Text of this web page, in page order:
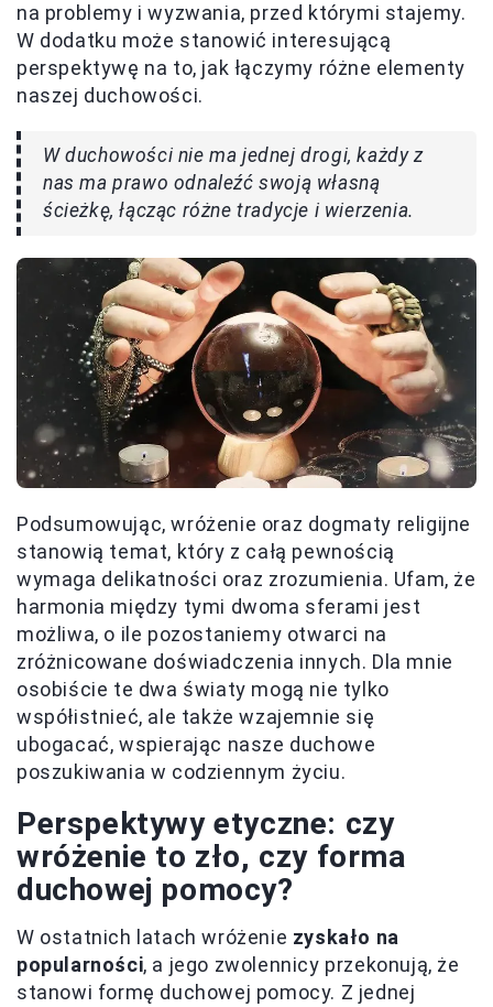
na problemy i wyzwania, przed którymi stajemy.
W dodatku może stanowić interesującą
perspektywę na to, jak łączymy różne elementy
naszej duchowości.
W duchowości nie ma jednej drogi, każdy z
nas ma prawo odnaleźć swoją własną
ścieżkę, łącząc różne tradycje i wierzenia.
Podsumowując, wróżenie oraz dogmaty religijne
stanowią temat, który z całą pewnością
wymaga delikatności oraz zrozumienia. Ufam, że
harmonia między tymi dwoma sferami jest
możliwa, o ile pozostaniemy otwarci na
zróżnicowane doświadczenia innych. Dla mnie
osobiście te dwa światy mogą nie tylko
współistnieć, ale także wzajemnie się
ubogacać, wspierając nasze duchowe
poszukiwania w codziennym życiu.
Perspektywy etyczne: czy
wróżenie to zło, czy forma
duchowej pomocy?
W ostatnich latach wróżenie zyskało na
popularności, a jego zwolennicy przekonują, że
stanowi formę duchowej pomocy. Z jednej